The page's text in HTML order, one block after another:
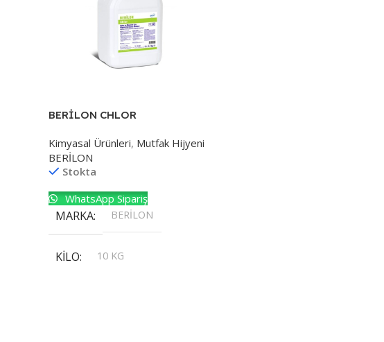
BERİLON CHLOR
Kimyasal Ürünleri, Mutfak Hijyeni
BERİLON
Stokta
WhatsApp Sipariş
MARKA BERİLON
KILO
10 KG